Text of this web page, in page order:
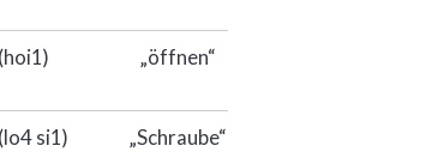
(hoi1) „öffnen“
(lo4 si1) „Schraube“